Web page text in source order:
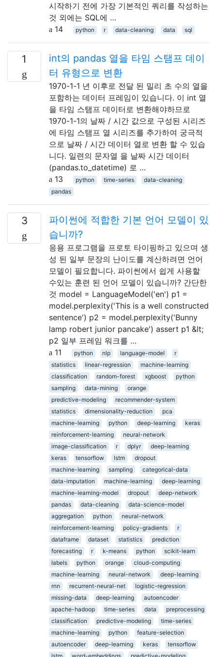
시작하기 전에 가장 기본적인 쿼리를 작성하는
것 외에는 SQL에 …
14
python r data-cleaning data sql
1
int의 pandas 열을 타임 스탬프 데이
터 유형으로 변환
1970-1-1 년 이후로 전달 된 밀리 초 수의 열을
포함하는 데이터 프레임이 있습니다. 이 int 열
을 타임 스탬프 데이터로 변환해야하므로
1970-1-1의 날짜 / 시간 값으로 구성된 시리즈
에 타임 스탬프 열 시리즈를 추가하여 궁극적
으로 날짜 / 시간 데이터 열로 변환 할 수 있습
니다. 일련의 문자열 을 날짜 시간 데이터
(pandas.to_datetime) 로 …
13
python time-series
data-cleaning
pandas
3
파이썬에 적합한 기본 언어 모델이 있
습니까?
응용 프로그램을 프로토 타이핑하고 있으며 생
성 된 일부 문장의 난이도를 계산하려면 언어
모델이 필요합니다. 파이썬에서 쉽게 사용할
수있는 훈련 된 언어 모델이 있습니까? 간단한
것 model = LanguageModel('en') p1 =
model.perplexity('This is a well constructed
sentence') p2 = model.perplexity('Bunny
lamp robert junior pancake') assert p1 &lt;
p2 일부 프레임 워크를 …
11
python nlp language-model
r
statistics
linear-regression
machine-learning
classification
random-forest xgboost
python
sampling
data-mining
orange
predictive-modeling
recommender-system
statistics
dimensionality-reduction
pca
machine-learning
python deep-learning
keras
reinforcement-learning
neural-network
image-classification
r dplyr
deep-learning
keras
tensorflow lstm
dropout
machine-learning
sampling
categorical-data
data-imputation
machine-learning
deep-learning
machine-learning-model
dropout
deep-network
pandas
data-cleaning
data-science-model
aggregation
python
neural-network
reinforcement-learning
policy-gradients
r
dataframe
dataset statistics
prediction
forecasting
r k-means python
scikit-learn
labels
python orange
cloud-computing
machine-learning
neural-network
deep-learning
rnn
recurrent-neural-net
logistic-regression
missing-data
deep-learning
autoencoder
apache-hadoop
time-series data
preprocessing
classification
predictive-modeling
time-series
machine-learning
python
feature-selection
autoencoder
deep-learning keras
tensorflow